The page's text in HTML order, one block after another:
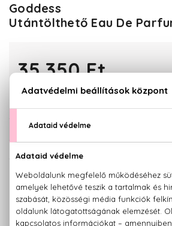
Goddess
Utántölthető Eau De
35.350 Ft
Törzsvásárlóknak csak:
30 ml
19.140 Ft